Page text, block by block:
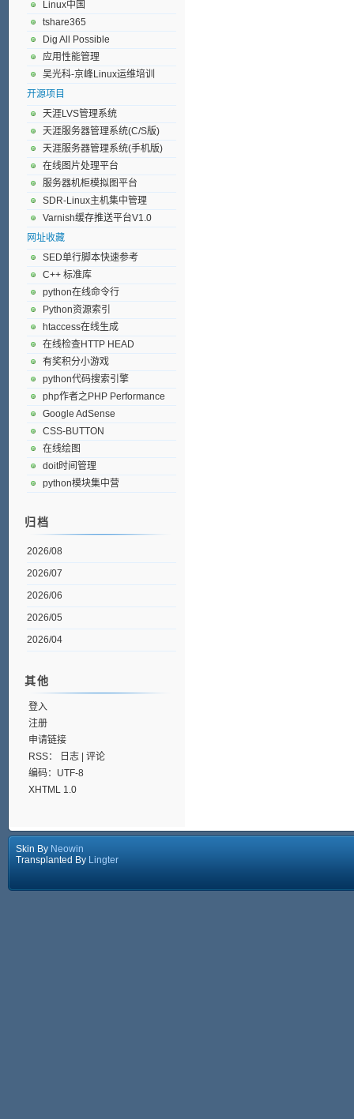
Linux中国
tshare365
Dig All Possible
应用性能管理
吴光科-京峰Linux运维培训
开源项目
天涯LVS管理系统
天涯服务器管理系统(C/S版)
天涯服务器管理系统(手机版)
在线图片处理平台
服务器机柜模拟图平台
SDR-Linux主机集中管理
Varnish缓存推送平台V1.0
网址收藏
SED单行脚本快速参考
C++ 标准库
python在线命令行
Python资源索引
htaccess在线生成
在线检查HTTP HEAD
有奖积分小游戏
python代码搜索引擎
php作者之PHP Performance
Google AdSense
CSS-BUTTON
在线绘图
doit时间管理
python模块集中营
归档
2026/08
2026/07
2026/06
2026/05
2026/04
其他
登入
注册
申请链接
RSS：
日志| 评论
编码：UTF-8
XHTML 1.0
Skin By Neowin
Transplanted By Lingter